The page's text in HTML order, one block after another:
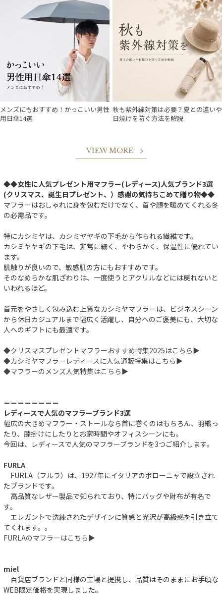
メンズにもおすすめ！かっこいい男性
用日傘14選
秋も紫外線対策は必要？夏との違いや
日焼けを防ぐ方法を解説
VIEW MORE
◆◆女性に人気プレゼント用マフラー(レディース)人気ブランド3選
(クリスマス、誕生日プレゼント、）感謝の気持ちこめて贈り物◆◆
マフラーはおしゃれに身を包むだけでなく、首や顔を暖めてくれる冬
の必需品です。
特にカシミヤは、カシミヤヤギの下毛から作られる繊維です。
カシミヤヤギの下毛は、非常に細く、やわらかく、保温性に優れてい
ます。
肌触りが良いので、敏感肌の方にもおすすめです。
そのなめらかな肌ざわりは、一度使うとアクリルなどには戻れないと
いわれるほど。
首元をやさしく包み込む上質なカシミヤマフラーは、ビジネスシーン
から休日カジュアルまで幅広く活躍し、自分へのご褒美にも、大切な
人へのギフトにも最適です。
◆クリスマスプレゼントマフラーおすすめ特集2025はこちら▶︎
◆カシミヤマフラーレディースに人気通販特集はこちら▶︎
◆マフラーのメンズ人気特集はこちら▶︎
＝＝＝＝＝＝＝＝
レディースで人気のマフラーブランド3選
幅広の大きめマフラー・ストールなら首に巻くのはもちろん、羽織っ
たり、膝掛けにしたりとお家時間やオフィスシーンにも。
今回は、レディースで人気のマフラーブランドを3つご紹介します。
FURLA
FURLA（フルラ）は、1927年にイタリアのボローニャで設立され
たブランドです。
高品質なレザー製品で知られており、特にバッグや財布が有名で
す。
エレガントで洗練されたデザインに質感と光沢が高級感を引き立て
てくれます。。
FURLAのマフラーはこちら▶︎
miel
百貨店ブランドと同様の工場と提携し、品質はそのままにお手頃な
WEB限定価格を実現しました。